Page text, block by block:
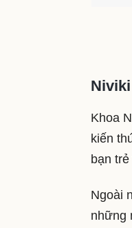
Niviki
Khoa
kiến
bạn
Ngoài
những